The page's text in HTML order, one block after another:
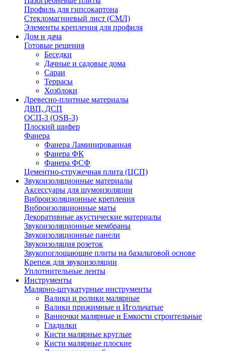
Профиль для гипсокартона
Стекломагниевый лист (СМЛ)
Элементы крепления для профиля
Дом и дача
Готовые решения
Беседки
Дачные и садовые дома
Сараи
Террасы
Хозблоки
Древесно-плитные материалы
ДВП, ДСП
ОСП-3 (OSB-3)
Плоский шифер
Фанера
Фанера Ламинированная
Фанера ФК
Фанера ФСФ
Цементно-стружечная плита (ЦСП)
Звукоизоляционные материалы
Аксессуары для шумоизоляции
Виброизоляционные крепления
Виброизоляционные маты
Декоративные акустические материалы
Звукоизоляционные мембраны
Звукоизоляционные панели
Звукоизоляция розеток
Звукопоглощающие плиты на базальтовой основе
Крепеж для звукоизоляции
Уплотнительные ленты
Инструменты
Малярно-штукатурные инструменты
Валики и ролики малярные
Валики прижимные и Игольчатые
Ванночки малярные и Емкости строительные
Гладилки
Кисти малярные круглые
Кисти малярные плоские